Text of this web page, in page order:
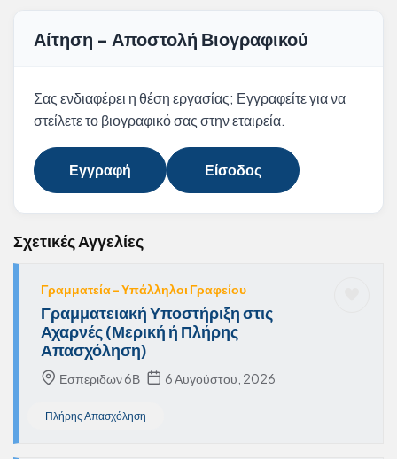
Αίτηση - Αποστολή Βιογραφικού
Σας ενδιαφέρει η θέση εργασίας; Εγγραφείτε για να
στείλετε το βιογραφικό σας στην εταιρεία.
Εγγραφή Είσοδος
Σχετικές Αγγελίες
Γραμματεία - Υπάλληλοι Γραφείου
Γραμματειακή Υποστήριξη στις
Αχαρνές (Μερική ή Πλήρης
Απασχόληση)
Εσπεριδων 6Β 6 Αυγούστου, 2026
Πλήρης Απασχόληση